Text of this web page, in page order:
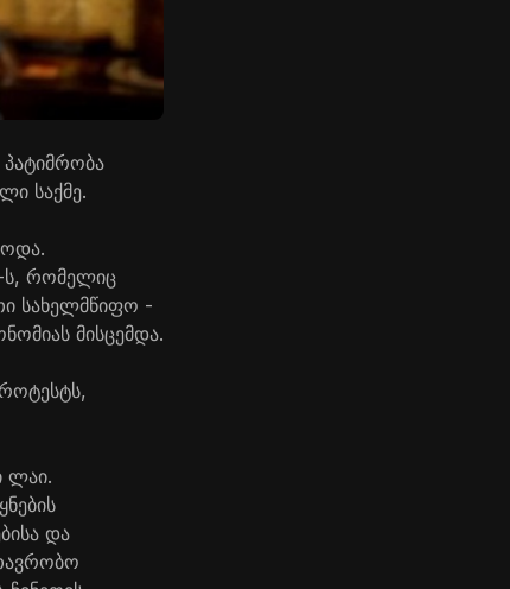
საქმე.
ს, რომელიც
სახელმწიფო -
მისცემდა.
ლაი.
და